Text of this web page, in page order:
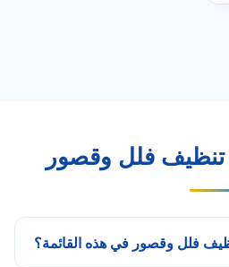
فلل وقصور
فلل وقصور في هذه القائمة؟